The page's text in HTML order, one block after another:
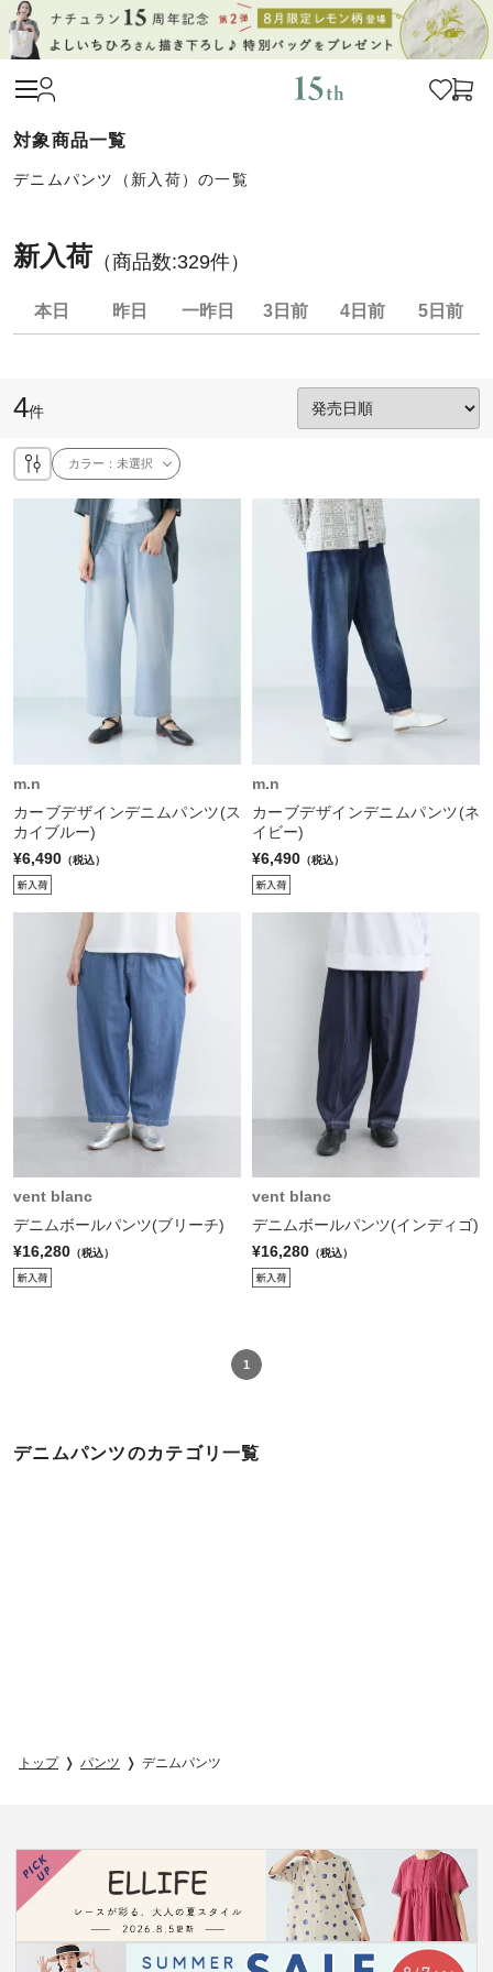
デニムパンツ（新入荷）の一覧
新入荷 （商品数:329件）
本日 昨日 一昨日 3日前 4日前 5日前
4件
カラー：未選択
m.n
カーブデザインデニムパンツ(ス
カイブルー)
¥6,490 （税込）
m.n
カーブデザインデニムパンツ(ネ
イビー)
¥6,490 （税込）
vent blanc
デニムボールパンツ(ブリーチ)
¥16,280 （税込）
vent blanc
デニムボールパンツ(インディゴ)
¥16,280 （税込）
1
デニムパンツのカテゴリ一覧
トップ パンツ デニムパンツ